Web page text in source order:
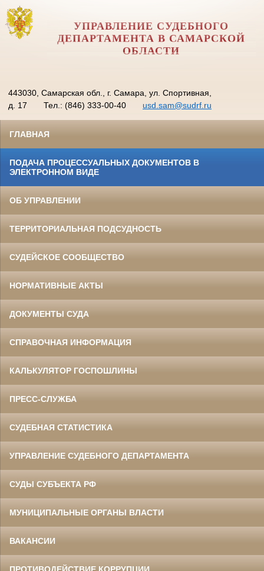
УПРАВЛЕНИЕ СУДЕБНОГО
ДЕПАРТАМЕНТА В САМАРСКОЙ
ОБЛАСТИ
443030, Самарская обл., г. Самара, ул. Спортивная,
д. 17
Тел.: (846) 333-00-40 usd.sam@sudrf.ru
ГЛАВНАЯ
ПОДАЧА ПРОЦЕССУАЛЬНЫХ ДОКУМЕНТОВ В
ЭЛЕКТРОННОМ ВИДЕ
ОБ УПРАВЛЕНИИ
ТЕРРИТОРИАЛЬНАЯ ПОДСУДНОСТЬ
СУДЕЙСКОЕ СООБЩЕСТВО
НОРМАТИВНЫЕ АКТЫ
ДОКУМЕНТЫ СУДА
СПРАВОЧНАЯ ИНФОРМАЦИЯ
КАЛЬКУЛЯТОР ГОСПОШЛИНЫ
ПРЕСС-СЛУЖБА
СУДЕБНАЯ СТАТИСТИКА
УПРАВЛЕНИЕ СУДЕБНОГО ДЕПАРТАМЕНТА
СУДЫ СУБЪЕКТА РФ
МУНИЦИПАЛЬНЫЕ ОРГАНЫ ВЛАСТИ
ВАКАНСИИ